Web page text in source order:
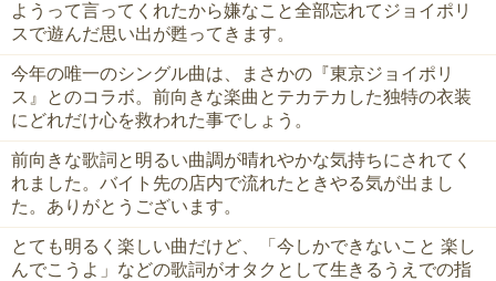
ようって言ってくれたから嫌なこと全部忘れてジョイポリ
スで遊んだ思い出が甦ってきます。
今年の唯一のシングル曲は、まさかの『東京ジョイポリ
ス』とのコラボ。前向きな楽曲とテカテカした独特の衣装
にどれだけ心を救われた事でしょう。
前向きな歌詞と明るい曲調が晴れやかな気持ちにされてく
れました。バイト先の店内で流れたときやる気が出まし
た。ありがとうございます。
とても明るく楽しい曲だけど、「今しかできないこと 楽し
んでこうよ」などの歌詞がオタクとして生きるうえでの指